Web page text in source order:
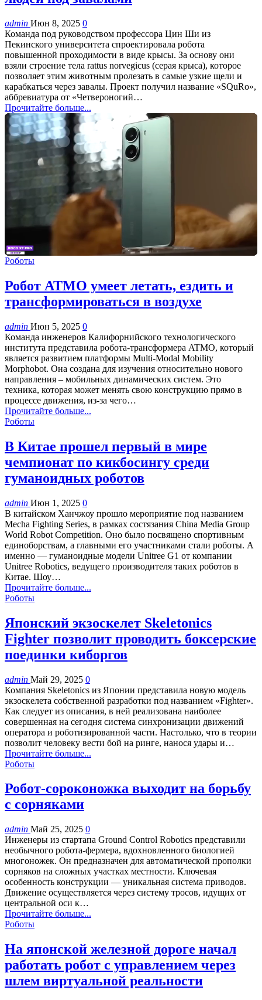
admin Июн 8, 2025 0
Команда под руководством профессора Цин Ши из
Пекинского университета спроектировала робота
повышенной проходимости в виде крысы. За основу они
взяли строение тела rattus norvegicus (серая крыса), которое
позволяет этим животным пролезать в самые узкие щели и
карабкаться через завалы. Проект получил название «SQuRo»,
аббревиатура от «Четвероногий…
Прочитайте больше...
Роботы
Робот ATMO умеет летать, ездить и
трансформироваться в воздухе
admin Июн 5, 2025 0
Команда инженеров Калифорнийского технологического
института представила робота-трансформера ATMO, который
является развитием платформы Multi-Modal Mobility
Morphobot. Она создана для изучения относительно нового
направления – мобильных динамических систем. Это
техника, которая может менять свою конструкцию прямо в
процессе движения, из-за чего…
Прочитайте больше...
Роботы
В Китае прошел первый в мире
чемпионат по кикбосингу среди
гуманоидных роботов
admin Июн 1, 2025 0
В китайском Ханчжоу прошло мероприятие под названием
Mecha Fighting Series, в рамках состязания China Media Group
World Robot Competition. Оно было посвящено спортивным
единоборствам, а главными его участниками стали роботы. А
именно — гуманоидные модели Unitree G1 от компании
Unitree Robotics, ведущего производителя таких роботов в
Китае. Шоу…
Прочитайте больше...
Роботы
Японский экзоскелет Skeletonics
Fighter позволит проводить боксерские
поединки киборгов
admin Май 29, 2025 0
Компания Skeletonics из Японии представила новую модель
экзоскелета собственной разработки под названием «Fighter».
Как следует из описания, в ней реализована наиболее
совершенная на сегодня система синхронизации движений
оператора и роботизированной части. Настолько, что в теории
позволит человеку вести бой на ринге, нанося удары и…
Прочитайте больше...
Роботы
Робот-сороконожка выходит на борьбу
с сорняками
admin Май 25, 2025 0
Инженеры из стартапа Ground Control Robotics представили
необычного робота-фермера, вдохновленного биологией
многоножек. Он предназначен для автоматической прополки
сорняков на сложных участках местности. Ключевая
особенность конструкции — уникальная система приводов.
Движение осуществляется через систему тросов, идущих от
центральной оси к…
Прочитайте больше...
Роботы
На японской железной дороге начал
работать робот с управлением через
шлем виртуальной реальности